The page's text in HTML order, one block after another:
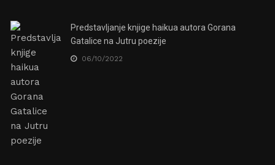
Predstavljanje knjige haikua autora Gorana
Gatalice na Jutru poezije
06/10/2022